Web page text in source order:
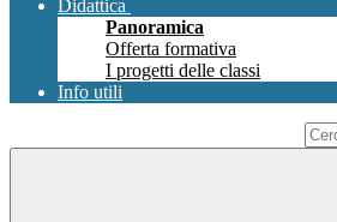
Didattica
Panoramica
Offerta formativa
I progetti delle classi
Info utili